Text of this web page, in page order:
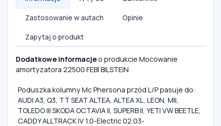
Zastosowanie w autach Opinie
Zapytaj o produkt
Dodatkowe informacjeo produkcie Mocowanie
amortyzatora 22500 FEBI BILSTEIN
Poduszka kolumny Mc Phersona przód L/P pasuje do:
AUDI A3, Q3, TT SEAT ALTEA, ALTEA XL, LEON, MII,
TOLEDO III SKODA OCTAVIA II, SUPERB II, YETI VW BEETLE,
CADDY ALLTRACK IV 1.0-Electric 02.03-